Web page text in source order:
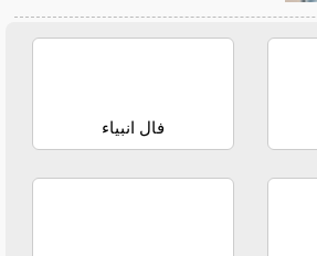
فال انبیاء